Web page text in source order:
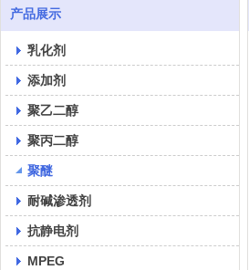
产品展示
乳化剂
添加剂
聚乙二醇
聚丙二醇
聚醚
耐碱渗透剂
抗静电剂
MPEG